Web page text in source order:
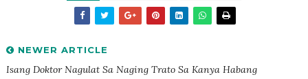
NEWER ARTICLE
Isang Doktor Nagulat Sa Naging Trato Sa Kanya Habang